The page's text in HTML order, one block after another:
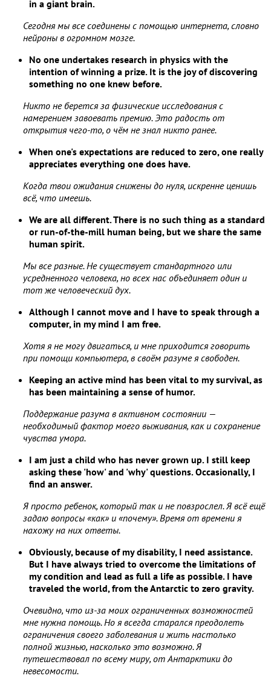
in a giant brain.
Сегодня мы все соединены с помощью интернета, словно
нейроны в огромном мозге.
No one undertakes research in physics with the
intention of winning a prize. It is the joy of discovering
something no one knew before.
Никто не берется за физические исследования с
намерением завоевать премию. Это радость от
открытия чего-то, о чём не знал никто ранее.
When one's expectations are reduced to zero, one really
appreciates everything one does have.
Когда твои ожидания снижены до нуля, искренне ценишь
всё, что имеешь.
We are all different. There is no such thing as a standard
or run-of-the-mill human being, but we share the same
human spirit.
Мы все разные. Не существует стандартного или
усредненного человека, но всех нас объединяет один и
тот же человеческий дух.
Although I cannot move and I have to speak through a
computer, in my mind I am free.
Хотя я не могу двигаться, и мне приходится говорить
при помощи компьютера, в своём разуме я свободен.
Keeping an active mind has been vital to my survival, as
has been maintaining a sense of humor.
Поддержание разума в активном состоянии —
необходимый фактор моего выживания, как и сохранение
чувства умора.
I am just a child who has never grown up. I still keep
asking these 'how' and 'why' questions. Occasionally, I
find an answer.
Я просто ребенок, который так и не повзрослел. Я всё ещё
задаю вопросы «как» и «почему». Время от времени я
нахожу на них ответы.
Obviously, because of my disability, I need assistance.
But I have always tried to overcome the limitations of
my condition and lead as full a life as possible. I have
traveled the world, from the Antarctic to zero gravity.
Очевидно, что из-за моих ограниченных возможностей
мне нужна помощь. Но я всегда старался преодолеть
ограничения своего заболевания и жить настолько
полной жизнью, насколько это возможно. Я
путешествовал по всему миру, от Антарктики до
невесомости.